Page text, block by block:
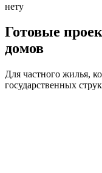
нету
Готовые
домов
Для частного жилья,
государственных